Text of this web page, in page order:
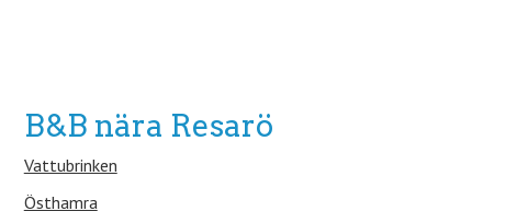
B&B nära Resarö
Vattubrinken
Östhamra